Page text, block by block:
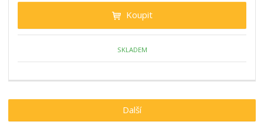
Koupit
SKLADEM
Další